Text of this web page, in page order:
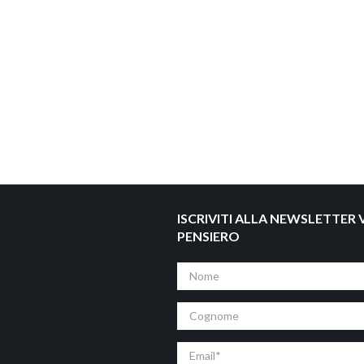
ISCRIVITI ALLA NEWSLETTER
PENSIERO
Nome
Cognome
Email